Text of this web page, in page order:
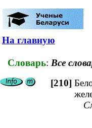
На главную
Словарь: Все
[210]